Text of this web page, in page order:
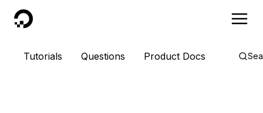
DigitalOcean
Tutorials Questions Product Docs